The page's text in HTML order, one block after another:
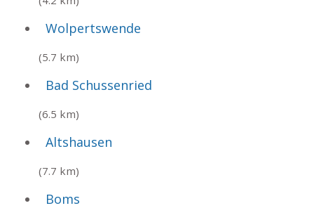
Wolpertswende
(5.7 km)
Bad Schussenried
(6.5 km)
Altshausen
(7.7 km)
Boms